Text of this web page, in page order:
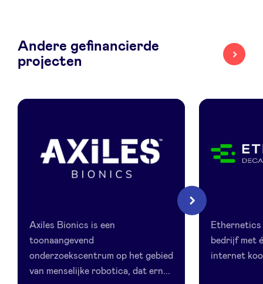
Andere gefinancierde
projecten
Axiles Bionics is een
toonaangevend
onderzoekscentrum op het gebied
van menselijke robotica, dat ern...
Ethernetics
bedrijf met
internet
Volgende